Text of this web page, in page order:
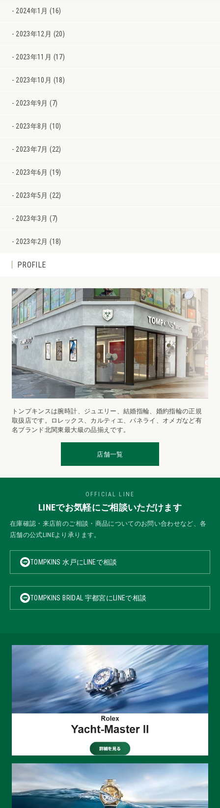
2024年1月 (16)
2023年12月 (20)
2023年11月 (17)
2023年10月 (18)
2023年9月 (7)
2023年8月 (10)
2023年7月 (22)
2023年6月 (19)
2023年5月 (22)
2023年3月 (7)
2023年2月 (18)
PROFILE
トンプキンスは腕時計、ジュエリー、結婚指輪、婚約指輪の正規
取扱店です。ロレックス、カルティエ、パネライ、オメガなど有
名ブランド北関東最大級の品揃えです。
店舗一覧
OFFICIAL LINE
LINEでお気軽にご相談いただけます
在庫確認・来店前のご相談・商品についてのお問い合わせなど、各
店舗の公式LINEより承ります。
TOMPKINS 水戸にLINEで相談
TOMPKINS BRIDAL 宇都宮にLINEで相談